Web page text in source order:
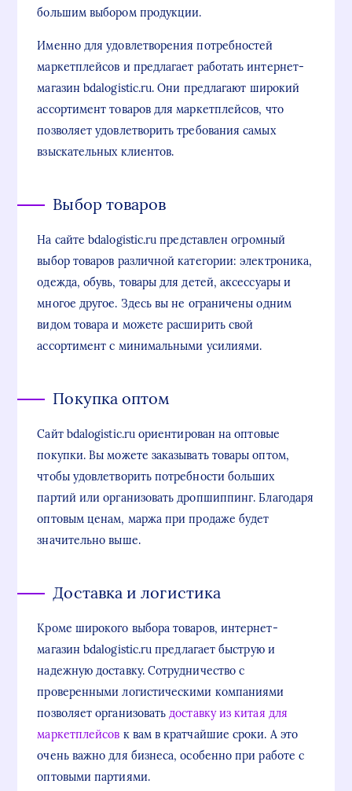
большим выбором продукции.
Именно для удовлетворения потребностей
маркетплейсов и предлагает работать интернет-
магазин bdalogistic.ru. Они предлагают широкий
ассортимент товаров для маркетплейсов, что
позволяет удовлетворить требования самых
взыскательных клиентов.
Выбор товаров
На сайте bdalogistic.ru представлен огромный
выбор товаров различной категории: электроника,
одежда, обувь, товары для детей, аксессуары и
многое другое. Здесь вы не ограничены одним
видом товара и можете расширить свой
ассортимент с минимальными усилиями.
Покупка оптом
Сайт bdalogistic.ru ориентирован на оптовые
покупки. Вы можете заказывать товары оптом,
чтобы удовлетворить потребности больших
партий или организовать дропшиппинг. Благодаря
оптовым ценам, маржа при продаже будет
значительно выше.
Доставка и логистика
Кроме широкого выбора товаров, интернет-
магазин bdalogistic.ru предлагает быструю и
надежную доставку. Сотрудничество с
проверенными логистическими компаниями
позволяет организоватьдоставку из китая для
маркетплейсов к вам в кратчайшие сроки. А это
очень важно для бизнеса, особенно при работе с
оптовыми партиями.